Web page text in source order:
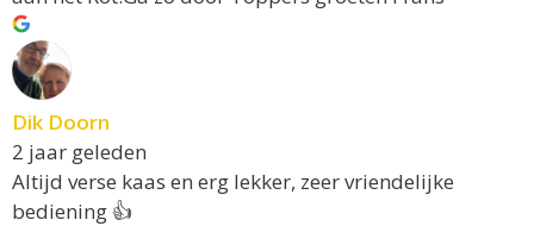
Dik Doorn
2 jaar geleden
Altijd verse kaas en erg lekker, zeer vriendelijke
bediening 👍